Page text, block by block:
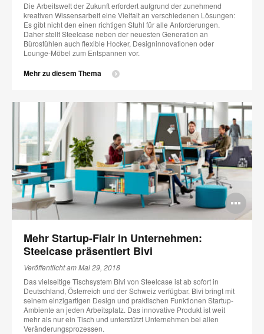
Die Arbeitswelt der Zukunft erfordert aufgrund der zunehmend
kreativen Wissensarbeit eine Vielfalt an verschiedenen Lösungen:
Es gibt nicht den einen richtigen Stuhl für alle Anforderungen.
Daher stellt Steelcase neben der neuesten Generation an
Bürostühlen auch flexible Hocker, Designinnovationen oder
Lounge-Möbel zum Entspannen vor.
Mehr zu diesem Thema
Mehr Startup-Flair in Unternehmen:
Steelcase präsentiert Bivi
Veröffentlicht am Mai 29, 2018
Das vielseitige Tischsystem Bivi von Steelcase ist ab sofort in
Deutschland, Österreich und der Schweiz verfügbar. Bivi bringt mit
seinem einzigartigen Design und praktischen Funktionen Startup-
Ambiente an jeden Arbeitsplatz. Das innovative Produkt ist weit
mehr als nur ein Tisch und unterstützt Unternehmen bei allen
Veränderungsprozessen.